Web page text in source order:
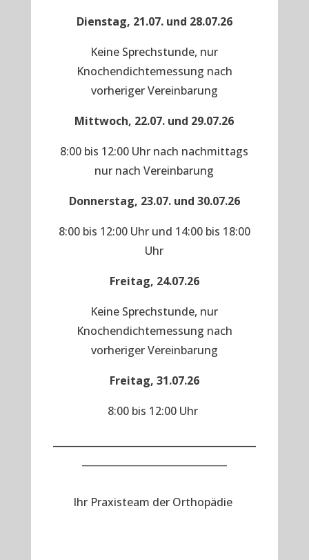
Dienstag, 21.07. und 28.07.26
Keine Sprechstunde, nur
Knochendichtemessung nach
vorheriger Vereinbarung
Mittwoch, 22.07. und 29.07.26
8:00 bis 12:00 Uhr nach nachmittags
nur nach Vereinbarung
Donnerstag, 23.07. und 30.07.26
8:00 bis 12:00 Uhr und 14:00 bis 18:00
Uhr
Freitag, 24.07.26
Keine Sprechstunde, nur
Knochendichtemessung nach
vorheriger Vereinbarung
Freitag, 31.07.26
8:00 bis 12:00 Uhr
Ihr Praxisteam der Orthopädie